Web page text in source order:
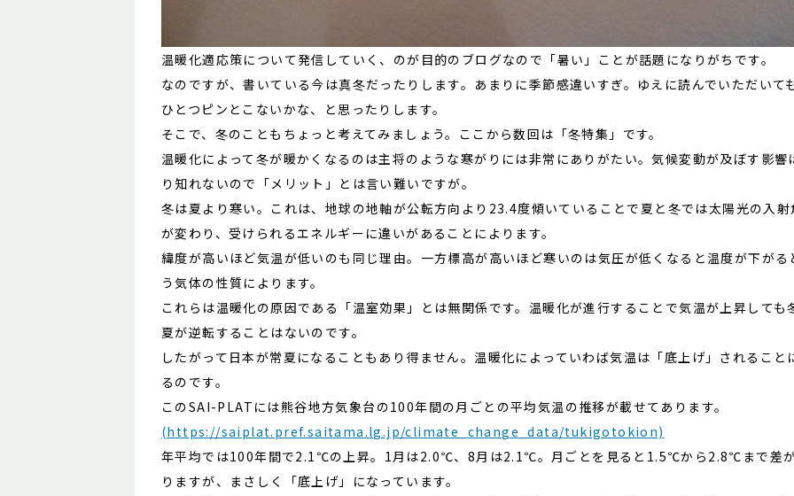
温暖化適応策について発信していく、のが目的のブログなので「暑い」ことが話題になりがちです。
なのですが、書いている今は真冬だったりします。あまりに季節感違いすぎ。ゆえに読んでいただいて
ひとつピンとこないかな、と思ったりします。
そこで、冬のこともちょっと考えてみましょう。ここから数回は「冬特集」です。
温暖化によって冬が暖かくなるのは主将のような寒がりには非常にありがたい。気候変動が及ぼす影響
り知れないので「メリット」とは言い難いですが。
冬は夏より寒い。これは、地球の地軸が公転方向より23.4度傾いていることで夏と冬では太陽光の入射
が変わり、受けられるエネルギーに違いがあることによります。
緯度が高いほど気温が低いのも同じ理由。一方標高が高いほど寒いのは気圧が低くなると温度が下がる
う気体の性質によります。
これらは温暖化の原因である「温室効果」とは無関係です。温暖化が進行することで気温が上昇しても
夏が逆転することはないのです。
したがって日本が常夏になることもあり得ません。温暖化によっていわば気温は「底上げ」されること
るのです。
このSAI-PLATには熊谷地方気象台の100年間の月ごとの平均気温の推移が載せてあります。
(https://saiplat.pref.saitama.lg.jp/climate_change_data/tukigotokion)
年平均では100年間で2.1℃の上昇。1月は2.0℃、8月は2.1℃。月ごとを見ると1.5℃から2.8℃まで差
りますが、まさしく「底上げ」になっています。